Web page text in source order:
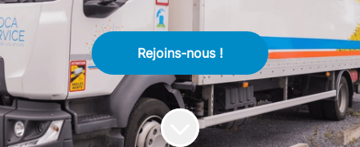
Rejoins-nous !